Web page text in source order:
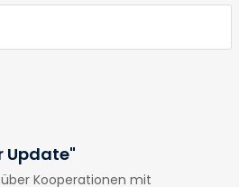
Update"
Kooperationen mit